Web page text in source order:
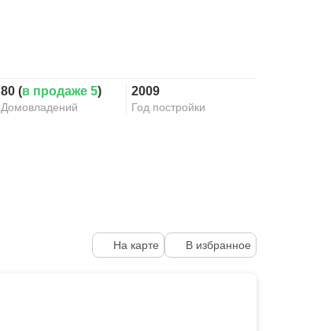
80 (в продаже 5)
Домовладений
2009
Год постройки
На карте В избранное